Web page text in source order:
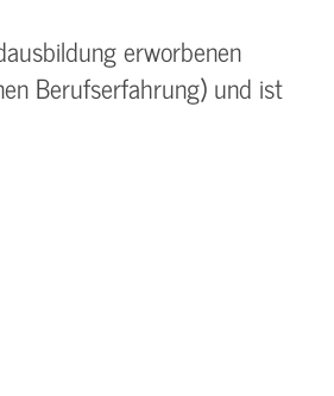
erworbenen
Berufserfahrung) und ist